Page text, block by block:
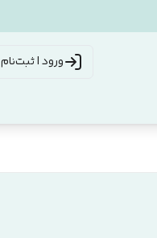
ورود | ثبت‌نام